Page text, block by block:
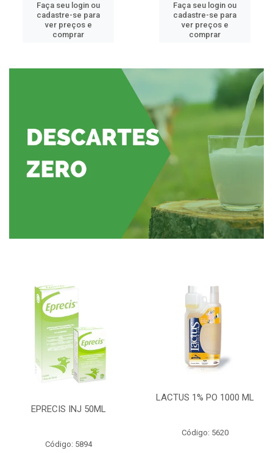
Faça seu login ou
cadastre-se para
ver preços e
comprar
Faça seu login ou
cadastre-se para
ver preços e
comprar
EPRECIS INJ 50ML
Código: 5894
LACTUS 1% PO 1000 ML
Código: 5620